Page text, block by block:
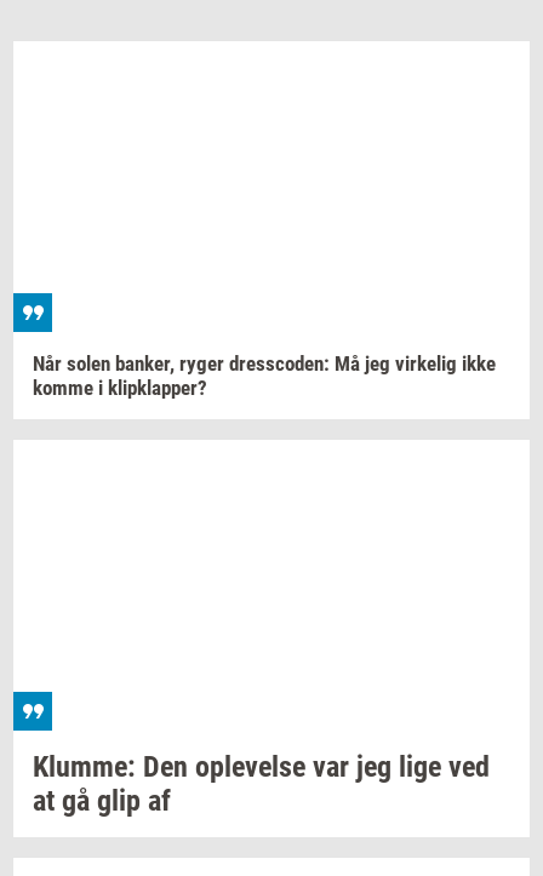
Når solen ban­ker, ryger dres­sco­den: Må jeg vir­ke­lig ikke
komme i klipklap­per?
Klum­me: Den op­le­vel­se var jeg lige ved
at gå glip af